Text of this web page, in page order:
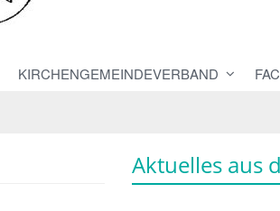
KIRCHENGEMEINDEVERBAND
Aktuelles aus